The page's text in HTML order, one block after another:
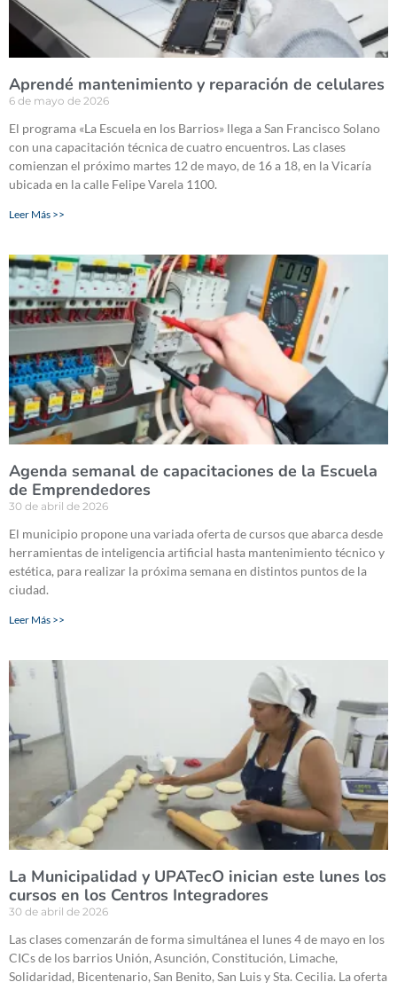
Aprendé mantenimiento y reparación de celulares
6 de mayo de 2026
El programa «La Escuela en los Barrios» llega a San Francisco Solano
con una capacitación técnica de cuatro encuentros. Las clases
comienzan el próximo martes 12 de mayo, de 16 a 18, en la Vicaría
ubicada en la calle Felipe Varela 1100.
Leer Más >>
Agenda semanal de capacitaciones de la Escuela
de Emprendedores
30 de abril de 2026
El municipio propone una variada oferta de cursos que abarca desde
herramientas de inteligencia artificial hasta mantenimiento técnico y
estética, para realizar la próxima semana en distintos puntos de la
ciudad.
Leer Más >>
La Municipalidad y UPATecO inician este lunes los
cursos en los Centros Integradores
30 de abril de 2026
Las clases comenzarán de forma simultánea el lunes 4 de mayo en los
CICs de los barrios Unión, Asunción, Constitución, Limache,
Solidaridad, Bicentenario, San Benito, San Luis y Sta. Cecilia. La oferta